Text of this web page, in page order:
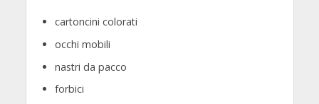
cartoncini colorati
occhi mobili
nastri da pacco
forbici